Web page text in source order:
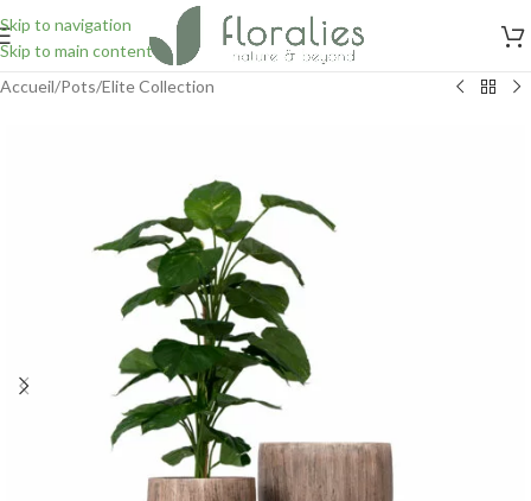
Skip to navigation
Skip to main content
Accueil/Pots/Elite Collection